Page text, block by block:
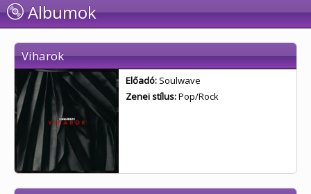
Albumok
Viharok
Előadó: Soulwave
Zenei stílus:Pop/Rock